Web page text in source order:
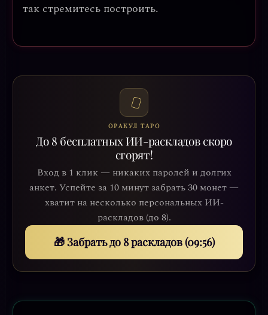
так стремитесь построить.
ОРАКУЛ ТАРО
До 8 бесплатных ИИ-раскладов скоро
сгорят!
Вход в 1 клик — никаких паролей и долгих
анкет. Успейте за 10 минут забрать 30 монет —
хватит на несколько персональных ИИ-
раскладов (до 8).
🎁 Забрать до 8 раскладов (09:53)